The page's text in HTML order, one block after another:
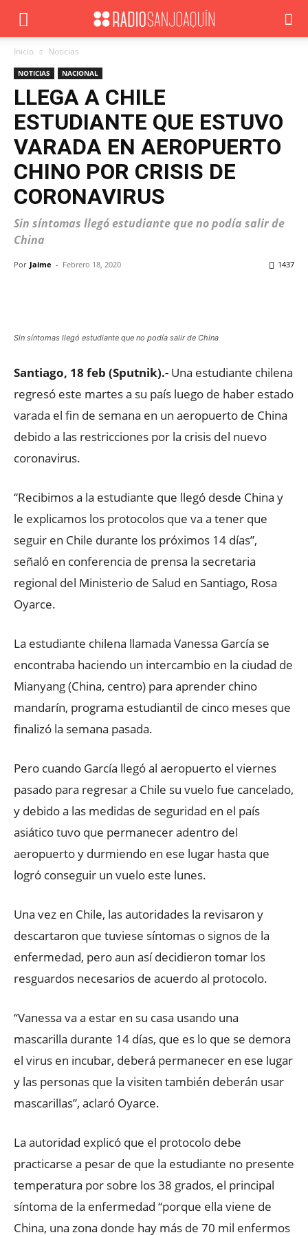
Inicio Noticias
NOTICIAS NACIONAL
LLEGA A CHILE
ESTUDIANTE QUE ESTUVO
VARADA EN AEROPUERTO
CHINO POR CRISIS DE
CORONAVIRUS
Sin síntomas llegó estudiante que no podía salir de
China
Por Jaime - Febrero 18, 2020 1437
Sin síntomas llegó estudiante que no podía salir de China
Santiago, 18 feb (Sputnik).- Una estudiante chilena
regresó este martes a su país luego de haber estado
varada el fin de semana en un aeropuerto de China
debido a las restricciones por la crisis del nuevo
coronavirus.
“Recibimos a la estudiante que llegó desde China y
le explicamos los protocolos que va a tener que
seguir en Chile durante los próximos 14 días”,
señaló en conferencia de prensa la secretaria
regional del Ministerio de Salud en Santiago, Rosa
Oyarce.
La estudiante chilena llamada Vanessa García se
encontraba haciendo un intercambio en la ciudad de
Mianyang (China, centro) para aprender chino
mandarín, programa estudiantil de cinco meses que
finalizó la semana pasada.
Pero cuando García llegó al aeropuerto el viernes
pasado para regresar a Chile su vuelo fue cancelado,
y debido a las medidas de seguridad en el país
asiático tuvo que permanecer adentro del
aeropuerto y durmiendo en ese lugar hasta que
logró conseguir un vuelo este lunes.
Una vez en Chile, las autoridades la revisaron y
descartaron que tuviese síntomas o signos de la
enfermedad, pero aun así decidieron tomar los
resguardos necesarios de acuerdo al protocolo.
“Vanessa va a estar en su casa usando una
mascarilla durante 14 días, que es lo que se demora
el virus en incubar, deberá permanecer en ese lugar
y las personas que la visiten también deberán usar
mascarillas”, aclaró Oyarce.
La autoridad explicó que el protocolo debe
practicarse a pesar de que la estudiante no presente
temperatura por sobre los 38 grados, el principal
síntoma de la enfermedad “porque ella viene de
China, una zona donde hay más de 70 mil enfermos